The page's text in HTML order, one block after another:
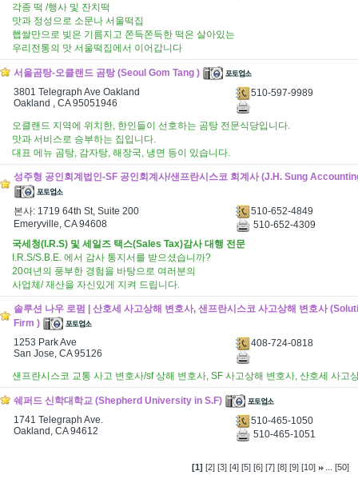
각종 떡 /행사 및 잔치떡
맛과 정성으로 소문나 서울떡집
햅쌀만으로 빚은 기름지고 쫀득쫀득한 떡은 살아있는
우리전통의 맛 서울떡집에서 이어갑니다
서울곰탕-오클랜드 곰탕 (Seoul Gom Tang )
3801 Telegraph Ave Oakland
Oakland , CA 95051946
510-597-9989
오클랜드 지역에 위치한, 한인들이 선호하는 곰탕 전문식당입니다.
맛과 서비스로 승부하는 집입니다.
대표 메뉴 곰탕, 감자탕, 해장국, 냉면 등이 있습니다.
성주형 공인회계법인-SF 공인회계사/샌프란시스코 회계사 (J.H. Sung
본사: 1719 64th St, Suite 200
Emeryville, CA 94608
510-652-4849
510-652-4309
국세청(I.R.S) 및 세일즈 택스(Sales Tax)감사 대행 전문
I.R.S/S.B.E. 에서 감사 통지서를 받으셨습니까?
20여년의 풍부한 경험을 바탕으로 여러분의
사업체/ 재산을 자신있게 지켜 드립니다.
솔루션 나우 로펌 | 산호세 사고상해 변호사, 샌프란시스코 사고상해 변호사
Firm )
1253 Park Ave
San Jose, CA 95126
408-724-0818
샌프란시스코 교통 사고 변호사/sf 상해 변호사, SF 사고상해 변호사, 산호세 사고
쉐퍼드 신학대학교 (Shepherd University in S.F)
1741 Telegraph Ave.
Oakland, CA 94612
510-465-1050
510-465-1051
[1] [2] [3] [4] [5] [6] [7] [8] [9] [10] ...[50]